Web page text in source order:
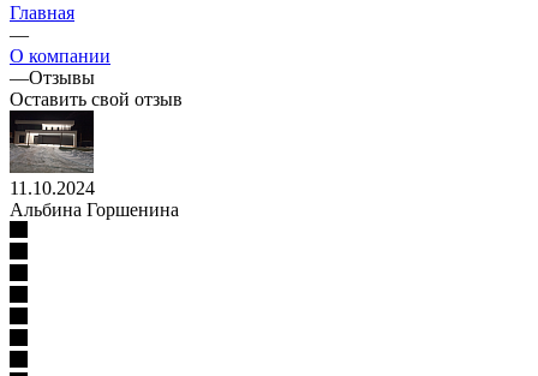
Главная
—
О компании
—Отзывы
Оставить свой отзыв
11.10.2024
Альбина Горшенина